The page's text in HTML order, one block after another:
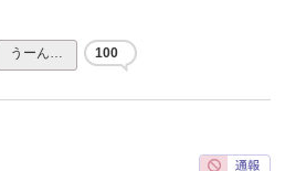
うーん… 100